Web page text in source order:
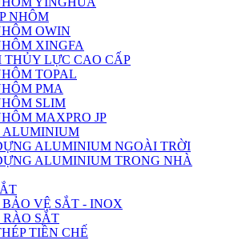
NHÔM
OWIN
XINGFA
THỦY LỰC CAO CẤP
TOPAL
PMA
SLIM
MAXPRO JP
ALUMINIUM
ALUMINIUM NGOÀI TRỜI
ALUMINIUM TRONG NHÀ
VỆ SẮT - INOX
SẮT
TIỀN CHẾ